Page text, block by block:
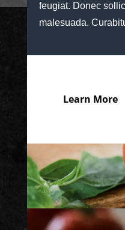
feugiat. Donec
malesuada.
Learn More